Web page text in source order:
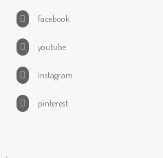
facebook
youtube
instagram
pinterest